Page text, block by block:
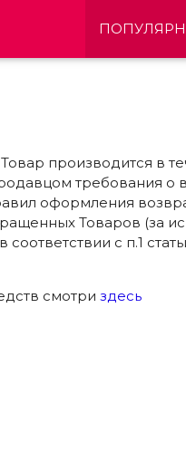
производится в
требования о
оформления
Товаров (за
с п.1
смотриздесь